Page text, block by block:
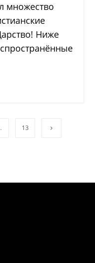
множество
Ниже
13